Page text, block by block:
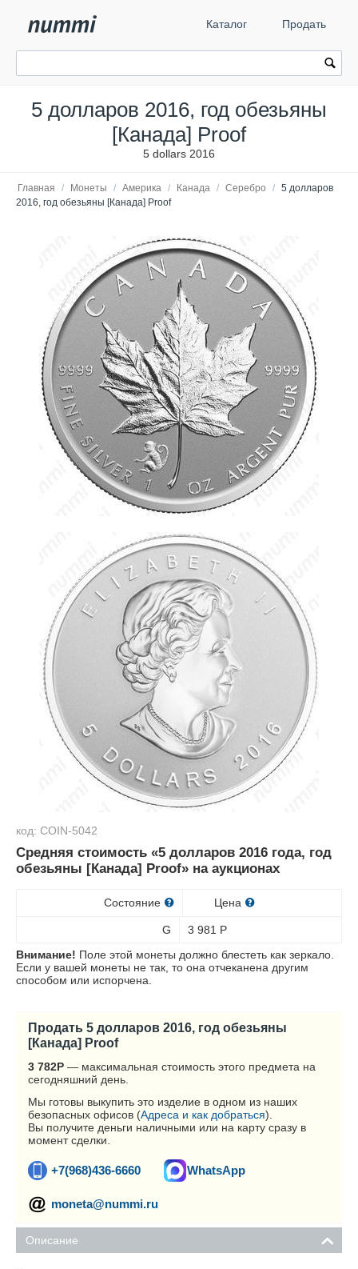
Каталог Продать
5 долларов 2016, год обезьяны
[Канада] Proof
5 dollars 2016
Главная / Монеты / Америка / Канада / Серебро / 5 долларов
2016, год обезьяны [Канада] Proof
код: COIN-5042
Средняя стоимость «5 долларов 2016 года, год
обезьяны [Канада] Proof» на аукционах
Состояние Цена
G 3 981 Р
Внимание! Поле этой монеты должно блестеть как зеркало.
Если у вашей монеты не так, то она отчеканена другим
способом или испорчена.
Продать 5 долларов 2016, год обезьяны
[Канада] Proof
3 782Р — максимальная стоимость этого предмета на
сегодняшний день.
Мы готовы выкупить это изделие в одном из наших
безопасных офисов (Адреса и как добраться).
Вы получите деньги наличными или на карту сразу в
момент сделки.
+7(968)436-6660 WhatsApp
moneta@nummi.ru
Описание